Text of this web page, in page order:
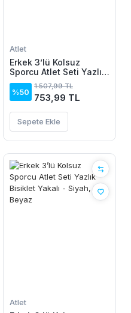
Atlet
Erkek 3’lü Kolsuz
Sporcu Atlet Seti Yazlık
Bisiklet Yakalı - Siyah,
Bej, Beyaz
%50
1.507,99 TL
753,99 TL
Sepete Ekle
Atlet